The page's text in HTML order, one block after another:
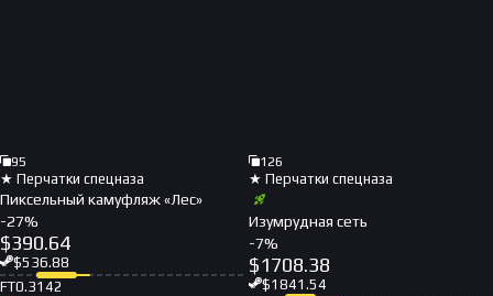
95
★ Перчатки спецназа
Пиксельный камуфляж «Лес»
-27%
$390.64
$536.88
FT0.3142
126
★ Перчатки спецназа
Изумрудная сеть
-7%
$1708.38
$1841.54